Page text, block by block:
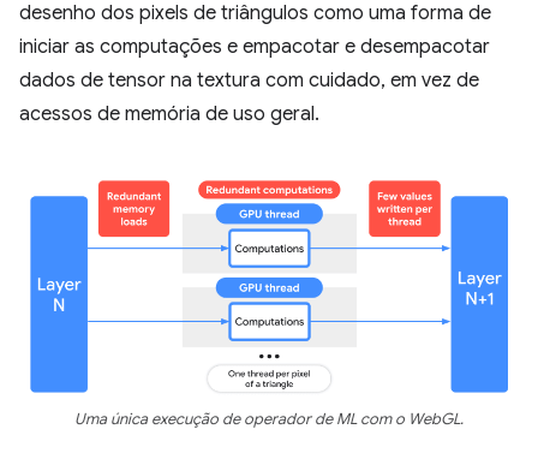
desenho dos pixels de triângulos como uma forma de
iniciar as computações e empacotar e desempacotar
dados de tensor na textura com cuidado, em vez de
acessos de memória de uso geral.
Uma única execução de operador de ML com o WebGL.